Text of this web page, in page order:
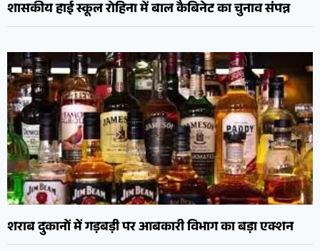
शासकीय हाई स्कूल रोहिना में बाल कैबिनेट का चुनाव संपन्न
शराब दुकानों में गड़बड़ी पर आबकारी विभाग का बड़ा एक्शन